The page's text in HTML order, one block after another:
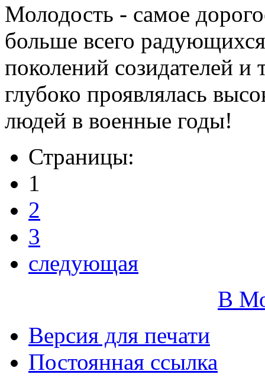
Молодость - самое
больше всего
поколений созидателей и
глубоко проявлялась
людей в военные годы!
Страницы:
1
2
3
следующая
В
Версия для печати
Постоянная ссылка